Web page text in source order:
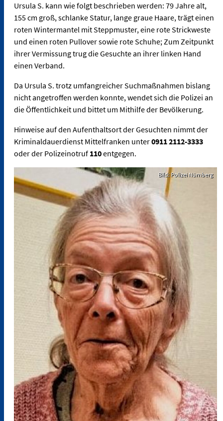
Ursula S. kann wie folgt beschrieben werden: 79 Jahre alt,
155 cm groß, schlanke Statur, lange graue Haare, trägt einen
roten Wintermantel mit Steppmuster, eine rote Strickweste
und einen roten Pullover sowie rote Schuhe; Zum Zeitpunkt
ihrer Vermissung trug die Gesuchte an ihrer linken Hand
einen Verband.
Da Ursula S. trotz umfangreicher Suchmaßnahmen bislang
nicht angetroffen werden konnte, wendet sich die Polizei an
die Öffentlichkeit und bittet um Mithilfe der Bevölkerung.
Hinweise auf den Aufenthaltsort der Gesuchten nimmt der
Kriminaldauerdienst Mittelfranken unter0911 2112-3333
oder der Polizeinotruf 110entgegen.
Bild: Polizei Nürnberg